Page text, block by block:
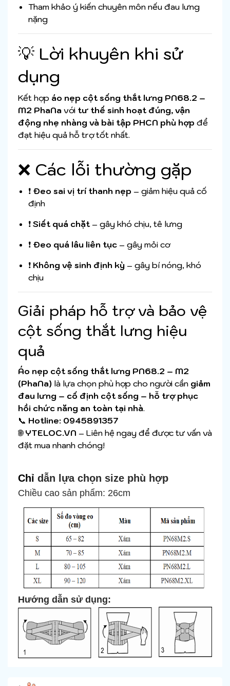
Tham khảo ý kiến chuyên môn nếu đau lưng
nặng
💡 Lời khuyên khi sử
dụng
Kết hợp áo nẹp cột sống thắt lưng PN68.2 –
M2 PhaNa với tư thế sinh hoạt đúng, vận
động nhẹ nhàng và bài tập PHCN phù hợp để
đạt hiệu quả hỗ trợ tốt nhất.
❌ Các lỗi thường gặp
❗ Đeo sai vị trí thanh nẹp – giảm hiệu quả cố
định
❗ Siết quá chặt– gây khó chịu, tê lưng
❗ Đeo quá lâu liên tục – gây mỏi cơ
❗ Không vệ sinh định kỳ – gây bí nóng, khó
chịu
Giải pháp hỗ trợ và bảo vệ
cột sống thắt lưng hiệu
quả
Áo nẹp cột sống thắt lưng PN68.2 – M2
(PhaNa) là lựa chọn phù hợp cho người cần giảm
đau lưng – cố định cột sống – hỗ trợ phục
hồi chức năng an toàn tại nhà.
📞 Hotline: 0945891357
🌐YTELOC.VN – Liên hệ ngay để được tư vấn và
đặt mua nhanh chóng!
Chỉ dẫn lựa chọn size phù hợp
Chiều cao sản phẩm: 26cm
Hướng dẫn sử dụng: